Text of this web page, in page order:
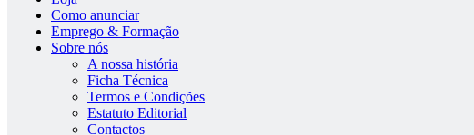
Como anunciar
Emprego & Formação
Sobre nós
A nossa história
Ficha Técnica
Termos e Condições
Estatuto Editorial
Contactos